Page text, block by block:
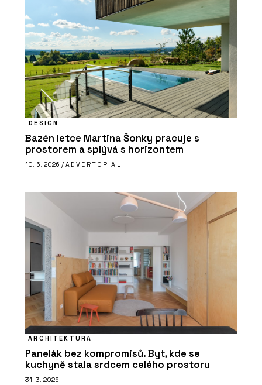
DESIGN
Bazén letce Martina Šonky pracuje s
prostorem a splývá s horizontem
10. 6. 2026 / ADVERTORIAL
ARCHITEKTURA
Panelák bez kompromisů. Byt, kde se
kuchyně stala srdcem celého prostoru
31. 3. 2026